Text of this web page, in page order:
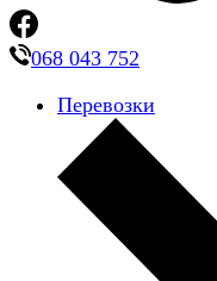
068 043 752
Перевозки